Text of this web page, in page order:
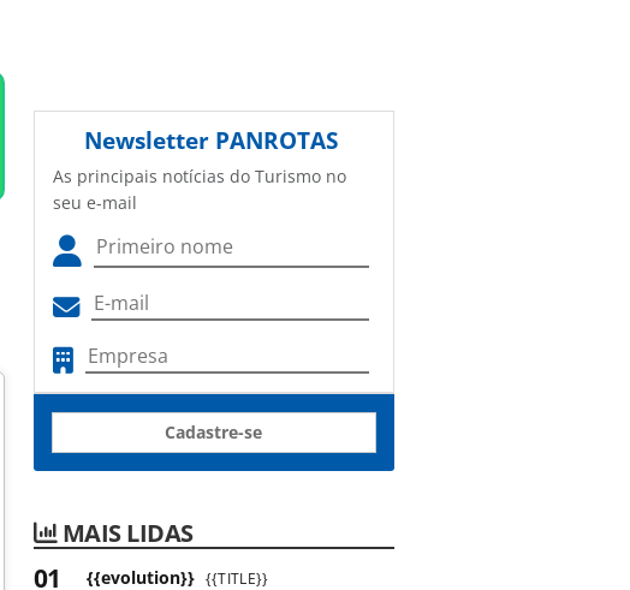
Newsletter PANROTAS
As principais notícias do Turismo no
seu e-mail
Cadastre-se
MAIS LIDAS
{{evolution}} {{TITLE}}